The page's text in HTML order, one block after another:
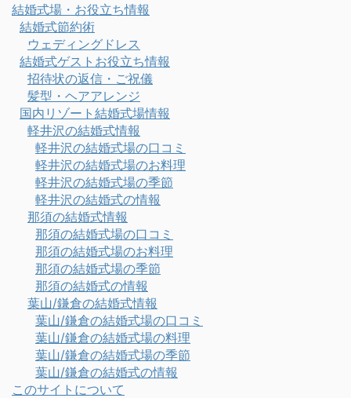
結婚式場・お役立ち情報
結婚式節約術
ウェディングドレス
結婚式ゲストお役立ち情報
招待状の返信・ご祝儀
髪型・ヘアアレンジ
国内リゾート結婚式場情報
軽井沢の結婚式情報
軽井沢の結婚式場の口コミ
軽井沢の結婚式場のお料理
軽井沢の結婚式場の季節
軽井沢の結婚式の情報
那須の結婚式情報
那須の結婚式場の口コミ
那須の結婚式場のお料理
那須の結婚式場の季節
那須の結婚式の情報
葉山/鎌倉の結婚式情報
葉山/鎌倉の結婚式場の口コミ
葉山/鎌倉の結婚式場の料理
葉山/鎌倉の結婚式場の季節
葉山/鎌倉の結婚式の情報
このサイトについて